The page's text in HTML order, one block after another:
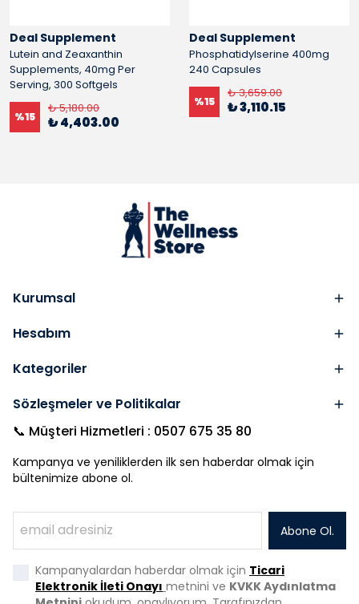
Deal Supplement
Lutein and Zeaxanthin
Supplements, 40mg Per
Serving, 300 Softgels
%15
₺ 5,180.00
₺ 4,403.00
Deal Supplement
Phosphatidylserine 400mg
240 Capsules
%15
₺ 3,659.00
₺ 3,110.15
Kurumsal
Hesabım
Kategoriler
Sözleşmeler ve Politikalar
📞 Müşteri Hizmetleri : 0507 675 35 80
Kampanya ve yeniliklerden ilk sen haberdar olmak için
bültenimize abone ol.
Abone Ol.
Kampanyalardan haberdar olmak için Ticari
Elektronik İleti Onayı metnini ve KVKK Aydınlatma